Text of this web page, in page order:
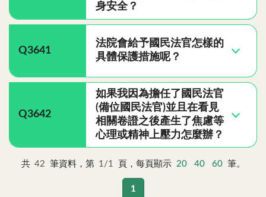
身安全？
Q3641
法院會給予國民法官怎樣的
具體保護措施呢？
Q3642
如果我因為擔任了國民法官
(備位國民法官)並且在看見
相關卷證之後產生了焦慮等
心理或精神上壓力怎麼辦？
共 42 筆資料，第 1/1 頁，每頁顯示 20 40 60筆。
1